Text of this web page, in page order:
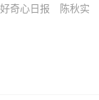
好奇心日报 陈秋实